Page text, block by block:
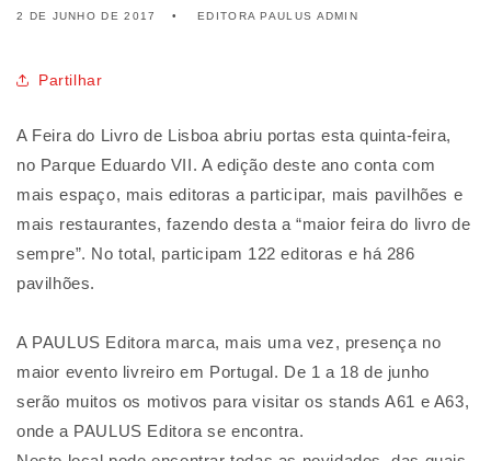
2 DE JUNHO DE 2017 EDITORA PAULUS ADMIN
Partilhar
A Feira do Livro de Lisboa abriu portas esta quinta-feira,
no Parque Eduardo VII. A edição deste ano conta com
mais espaço, mais editoras a participar, mais pavilhões e
mais restaurantes, fazendo desta a “maior feira do livro de
sempre”. No total, participam 122 editoras e há 286
pavilhões.
A PAULUS Editora marca, mais uma vez, presença no
maior evento livreiro em Portugal. De 1 a 18 de junho
serão muitos os motivos para visitar os stands A61 e A63,
onde a PAULUS Editora se encontra.